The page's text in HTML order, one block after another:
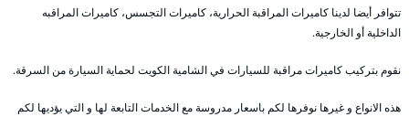
تتوافر أيضا لدينا كاميرات المراقبة الحرارية، كاميرات التجسس، كاميرات المراقبه
الداخلية أو الخارجية.
نقوم بتركيب كاميرات مراقبة للسيارات في الشامية الكويت لحماية السيارة من السرقة.
هذه الانواع و غيرها نوفرها لكم باسعار مدروسة مع الخدمات التابعة لها و التي يؤديها لكم